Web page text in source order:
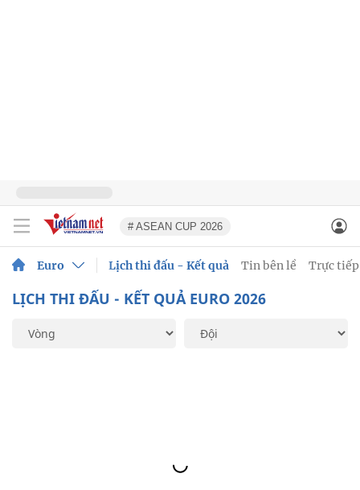
# ASEAN CUP 2026
Euro Tin bên lề Trực tiếp
Lịch thi đấu - Kết quả
LỊCH THI ĐẤU - KẾT QUẢ EURO 2026